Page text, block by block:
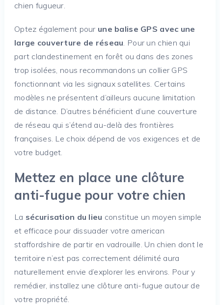
chien fugueur.
Optez également pour une balise GPS avec une
large couverture de réseau. Pour un chien qui
part clandestinement en forêt ou dans des zones
trop isolées, nous recommandons un collier GPS
fonctionnant via les signaux satellites. Certains
modèles ne présentent d’ailleurs aucune limitation
de distance. D’autres bénéficient d’une couverture
de réseau qui s’étend au-delà des frontières
françaises. Le choix dépend de vos exigences et de
votre budget.
Mettez en place une clôture
anti-fugue pour votre chien
La sécurisation du lieu constitue un moyen simple
et efficace pour dissuader votre american
staffordshire de partir en vadrouille. Un chien dont le
territoire n’est pas correctement délimité aura
naturellement envie d’explorer les environs. Pour y
remédier, installez une clôture anti-fugue autour de
votre propriété.